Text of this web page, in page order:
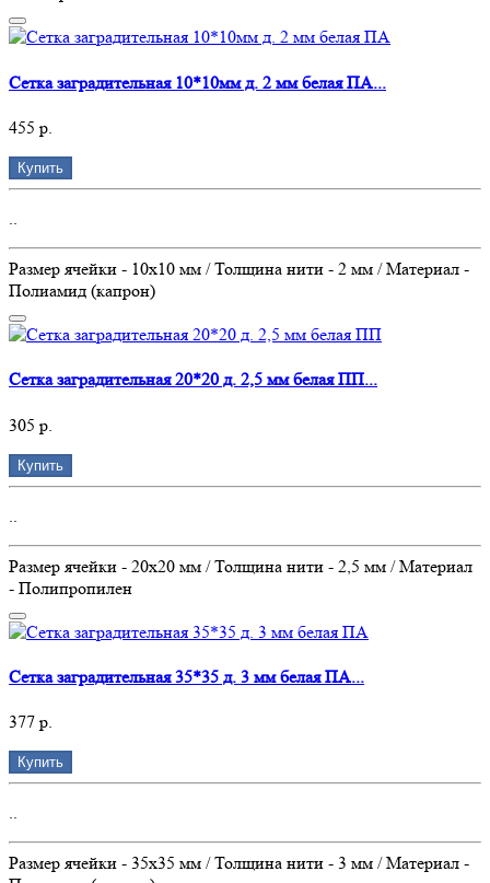
Сетка заградительная 10*10мм д. 2 мм белая ПА...
455 р.
Купить
..
Размер ячейки - 10х10 мм / Толщина нити - 2 мм / Материал -
Полиамид (капрон)
Сетка заградительная 20*20 д. 2,5 мм белая ПП...
305 р.
Купить
Размер ячейки - 20х20 мм / Толщина нити - 2,5 мм / Материал
- Полипропилен
Сетка заградительная 35*35 д. 3 мм белая ПА...
377 р.
Купить
..
Размер ячейки - 35х35 мм / Толщина нити - 3 мм / Материал -